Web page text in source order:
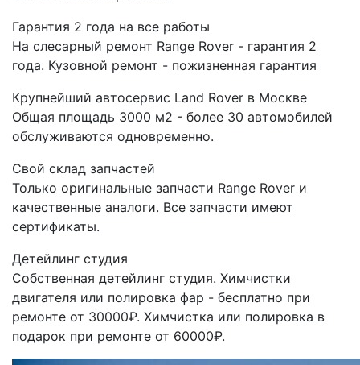
Гарантия 2 года на все работы
На слесарный ремонт Range Rover - гарантия 2
года. Кузовной ремонт - пожизненная гарантия
Крупнейший автосервис Land Rover в Москве
Общая площадь 3000 м2 - более 30 автомобилей
обслуживаются одновременно.
Свой склад запчастей
Только оригинальные запчасти Range Rover и
качественные аналоги. Все запчасти имеют
сертификаты.
Детейлинг студия
Собственная детейлинг студия. Химчистки
двигателя или полировка фар - бесплатно при
ремонте от 30000₽. Химчистка или полировка в
подарок при ремонте от 60000₽.